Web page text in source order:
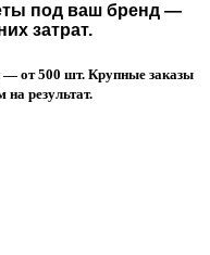
под ваш бренд —
затрат.
от 500 шт. Крупные заказы
результат.